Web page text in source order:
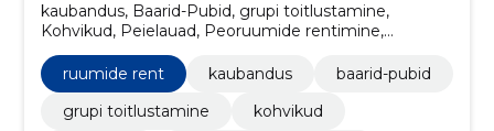
kaubandus, Baarid-Pubid, grupi toitlustamine,
Kohvikud, Peielauad, Peoruumide rentimine,
Ruumide rentimine, Sünnipäevade korraldamine,
Sünnipäevalauad, Toitlustusettevõtted
ruumide rent kaubandus
baarid-pubid
grupi toitlustamine
kohvikud